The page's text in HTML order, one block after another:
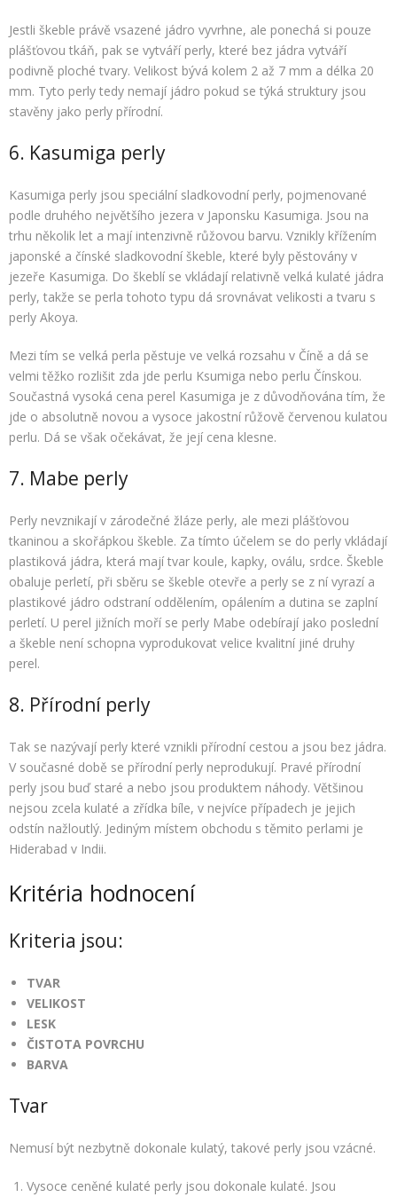
Jestli škeble právě vsazené jádro vyvrhne, ale ponechá si pouze
plášťovou tkáň, pak se vytváří perly, které bez jádra vytváří
podivně ploché tvary. Velikost bývá kolem 2 až 7 mm a délka 20
mm. Tyto perly tedy nemají jádro pokud se týká struktury jsou
stavěny jako perly přírodní.
6. Kasumiga perly
Kasumiga perly jsou speciální sladkovodní perly, pojmenované
podle druhého největšího jezera v Japonsku Kasumiga. Jsou na
trhu několik let a mají intenzivně růžovou barvu. Vznikly křížením
japonské a čínské sladkovodní škeble, které byly pěstovány v
jezeře Kasumiga. Do škeblí se vkládají relativně velká kulaté jádra
perly, takže se perla tohoto typu dá srovnávat velikosti a tvaru s
perly Akoya.
Mezi tím se velká perla pěstuje ve velká rozsahu v Číně a dá se
velmi těžko rozlišit zda jde perlu Ksumiga nebo perlu Čínskou.
Součastná vysoká cena perel Kasumiga je z důvodňována tím, že
jde o absolutně novou a vysoce jakostní růžově červenou kulatou
perlu. Dá se však očekávat, že její cena klesne.
7. Mabe perly
Perly nevznikají v zárodečné žláze perly, ale mezi plášťovou
tkaninou a skořápkou škeble. Za tímto účelem se do perly vkládají
plastiková jádra, která mají tvar koule, kapky, oválu, srdce. Škeble
obaluje perletí, při sběru se škeble otevře a perly se z ní vyrazí a
plastikové jádro odstraní oddělením, opálením a dutina se zaplní
perletí. U perel jižních moří se perly Mabe odebírají jako poslední
a škeble není schopna vyprodukovat velice kvalitní jiné druhy
perel.
8. Přírodní perly
Tak se nazývají perly které vznikli přírodní cestou a jsou bez jádra.
V současné době se přírodní perly neprodukují. Pravé přírodní
perly jsou buď staré a nebo jsou produktem náhody. Většinou
nejsou zcela kulaté a zřídka bíle, v nejvíce případech je jejich
odstín nažloutlý. Jediným místem obchodu s těmito perlami je
Hiderabad v Indii.
Kritéria hodnocení
Kriteria jsou:
TVAR
VELIKOST
LESK
ČISTOTA POVRCHU
BARVA
Tvar
Nemusí být nezbytně dokonale kulatý, takové perly jsou vzácné.
Vysoce ceněné kulaté perly jsou dokonale kulaté. Jsou